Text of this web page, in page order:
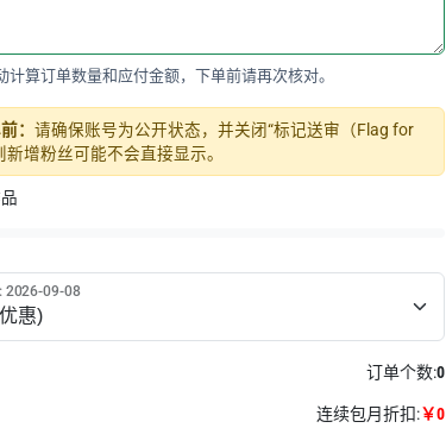
计算订单数量和应付金额，下单前请再次核对。
： 请确保账号为公开状态，并关闭“标记送审（Flag for
新增粉丝可能不会直接显示。
2026-09-08
订单个数:0
连续包月折扣:￥0